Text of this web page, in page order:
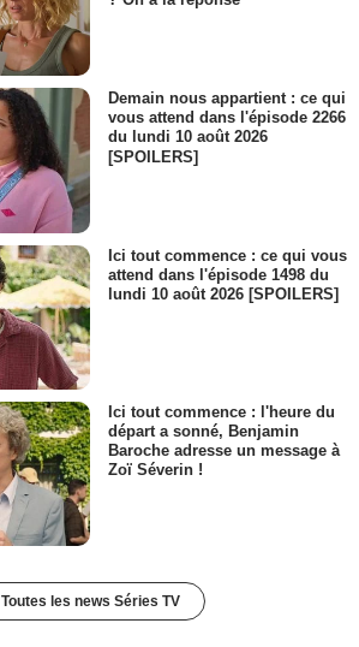
Demain nous appartient : ce qui
vous attend dans l'épisode 2266
du lundi 10 août 2026
[SPOILERS]
Ici tout commence : ce qui vous
attend dans l'épisode 1498 du
lundi 10 août 2026 [SPOILERS]
Ici tout commence : l'heure du
départ a sonné, Benjamin
Baroche adresse un message à
Zoï Séverin !
Toutes les news Séries TV